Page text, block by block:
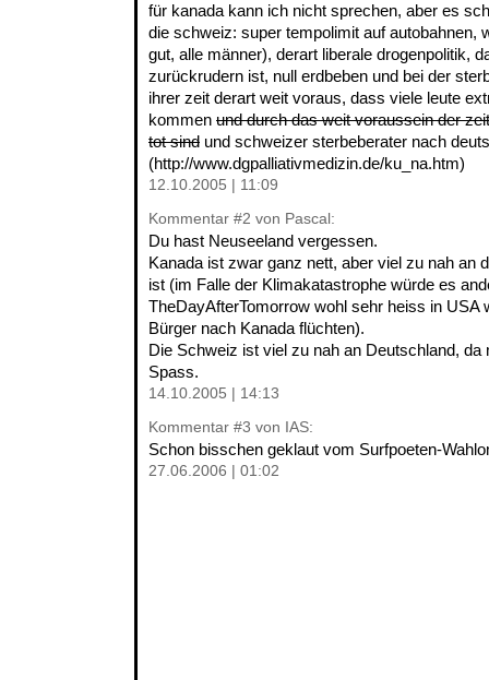
für kanada kann ich nicht sprechen, aber es
die schweiz: super tempolimit auf autobahnen,
gut, alle männer), derart liberale drogenpolitik,
zurückrudern ist, null erdbeben und bei der
ihrer zeit derart weit voraus, dass viele leute
kommen und durch das weit voraussein der
tot sind und schweizer sterbeberater nach
(http://www.dgpalliativmedizin.de/ku_na.htm)
12.10.2005 | 11:09
Kommentar #2 von Pascal:
Du hast Neuseeland vergessen.
Kanada ist zwar ganz nett, aber viel zu nah an
ist (im Falle der Klimakatastrophe würde es
TheDayAfterTomorrow wohl sehr heiss in USA
Bürger nach Kanada flüchten).
Die Schweiz ist viel zu nah an Deutschland, da
Spass.
14.10.2005 | 14:13
Kommentar #3 von IAS:
Schon bisschen geklaut vom Surfpoeten-
27.06.2006 | 01:02